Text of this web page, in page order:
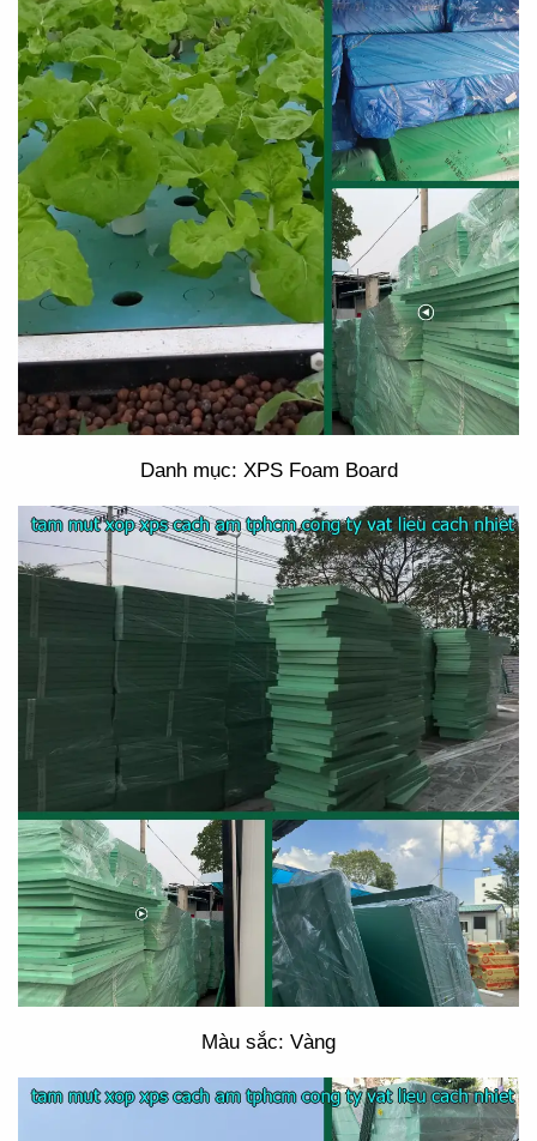
Danh mục: XPS Foam Board
Màu sắc: Vàng